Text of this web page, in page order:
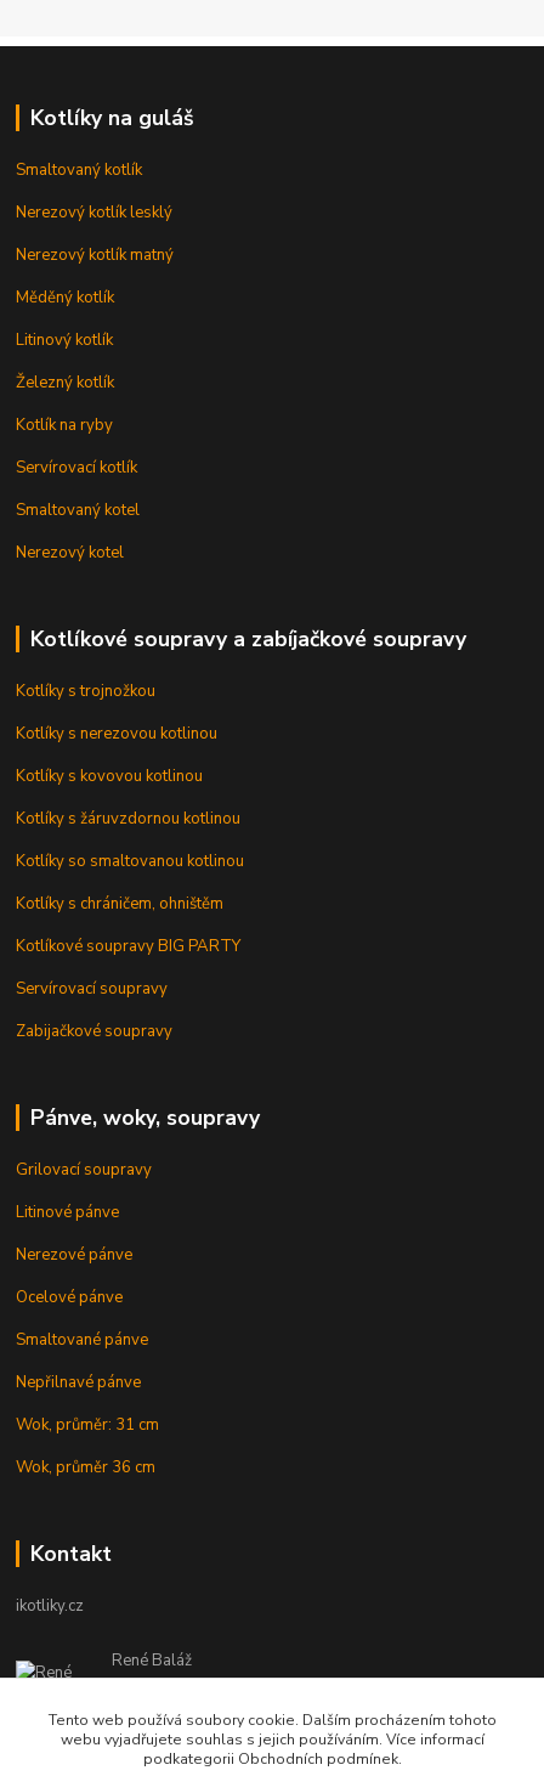
Kotlíky na guláš
Smaltovaný kotlík
Nerezový kotlík lesklý
Nerezový kotlík matný
Měděný kotlík
Litinový kotlík
Železný kotlík
Kotlík na ryby
Servírovací kotlík
Smaltovaný kotel
Nerezový kotel
Kotlíkové soupravy a zabíjačkové soupravy
Kotlíky s trojnožkou
Kotlíky s nerezovou kotlinou
Kotlíky s kovovou kotlinou
Kotlíky s žáruvzdornou kotlinou
Kotlíky so smaltovanou kotlinou
Kotlíky s chráničem, ohništěm
Kotlíkové soupravy BIG PARTY
Servírovací soupravy
Zabijačkové soupravy
Pánve, woky, soupravy
Grilovací soupravy
Litinové pánve
Nerezové pánve
Ocelové pánve
Smaltované pánve
Nepřilnavé pánve
Wok, průměr: 31 cm
Wok, průměr 36 cm
Kontakt
ikotliky.cz
René Baláž
Eshop: +421 902 212 007
od 8:00 - do 16:00 hod
info@ikotliky.cz
Tento web používá soubory cookie. Dalším procházením tohoto
webu vyjadřujete souhlas s jejich používáním. Více informací
podkategorii Obchodních podmínek.